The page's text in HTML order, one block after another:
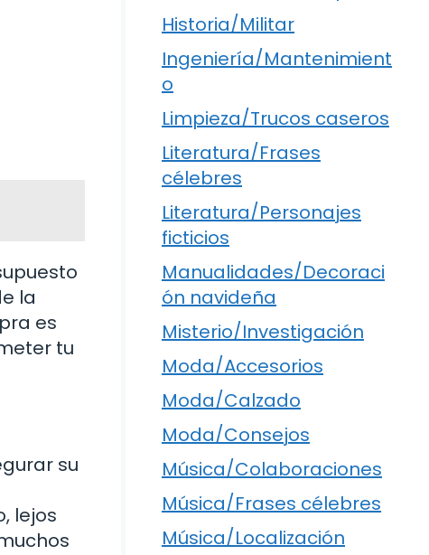
la
es
tu
su
lejos
Historia/Militar
Ingeniería/Mantenimient
o
Limpieza/Trucos caseros
Literatura/Frases
célebres
Literatura/Personajes
ficticios
Manualidades/Decoraci
ón navideña
Misterio/Investigación
Moda/Accesorios
Moda/Calzado
Moda/Consejos
Música/Colaboraciones
Música/Frases célebres
Música/Localización